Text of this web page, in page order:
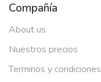
Compañía
About us
Nuestros precios
Terminos y condiciones